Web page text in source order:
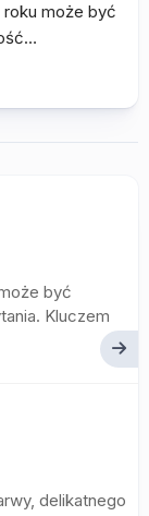
może być
być
Kluczem
delikatnego